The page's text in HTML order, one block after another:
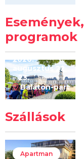
Események,
programok
Kilóméterek
2026
2026.
augusztus 22
– 23.
Balaton-part
Szállások
Apartman